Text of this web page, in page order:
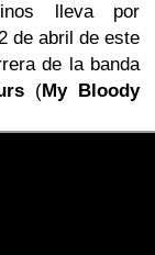
lleva por
de abril de este
de la banda
(My Bloody